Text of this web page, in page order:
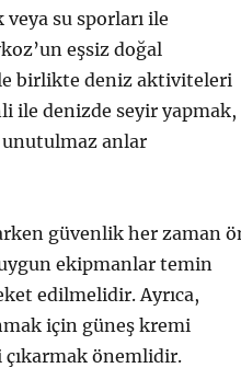
su sporları ile
eşsiz doğal
birlikte deniz aktiviteleri
ile denizde seyir yapmak,
unutulmaz anlar
güvenlik her zaman
ekipmanlar temin
edilmelidir. Ayrıca,
için güneş kremi
çıkarmak önemlidir.